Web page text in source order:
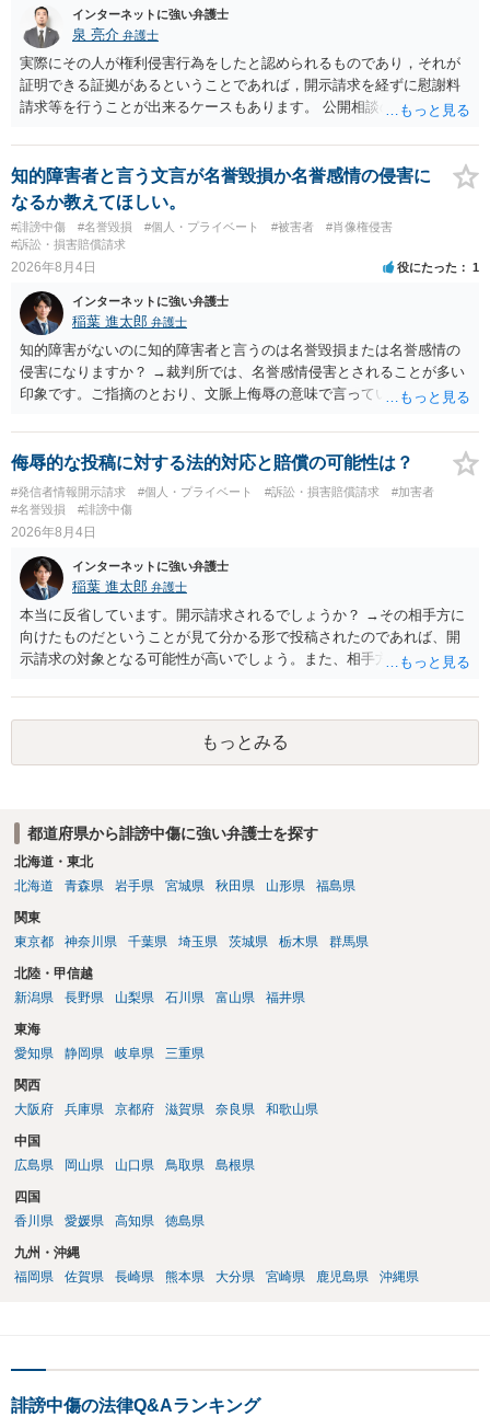
められない場合があり何ともいえないところでしょう。
インターネットに強い弁護士
泉 亮介 弁護士
実際にその人が権利侵害行為をしたと認められるものであり，それが
証明できる証拠があるということであれば，開示請求を経ずに慰謝料
請求等を行うことが出来るケースもあります。 公開相談の場では回答
に個別に相談されると良いでしょう。
知的障害者と言う文言が名誉毀損か名誉感情の侵害に
なるか教えてほしい。
#誹謗中傷 #名誉毀損 #個人・プライベート #被害者
#肖像権侵害
#訴訟・損害賠償請求
2026年8月4日 役にたった 1
インターネットに強い弁護士
稲葉 進太郎 弁護士
知的障害がないのに知的障害者と言うのは名誉毀損または名誉感情の
侵害になりますか？ →裁判所では、名誉感情侵害とされることが多い
印象です。ご指摘のとおり、文脈上侮辱の意味で言っている点も加味
侮辱的な投稿に対する法的対応と賠償の可能性は？
#発信者情報開示請求 #個人・プライベート #訴訟・損害賠償請求
#加害者
#名誉毀損
#誹謗中傷
2026年8月4日
インターネットに強い弁護士
稲葉 進太郎 弁護士
本当に反省しています。開示請求されるでしょうか？ →その相手方に
向けたものだということが見て分かる形で投稿されたのであれば、開
示請求の対象となる可能性が高いでしょう。また、相手方の投稿した
と存じます。発信者情報開示請求が進むと、投稿に使った回線の契約
者のところに、意見照会がなされます。アカウント情報開示の場合
は、アカウントの登録メールに意見照会がなされます。 また、された
場合賠償金はいくらでしょうか。 →ケースバイケースであり、数万円
もっとみる
都道府県から誹謗中傷に強い弁護士を探す
北海道・東北
北海道
青森県 岩手県 宮城県 秋田県 山形県 福島県
関東
東京都
神奈川県 千葉県 埼玉県 茨城県 栃木県 群馬県
北陸・甲信越
新潟県
長野県 山梨県 石川県 富山県 福井県
東海
愛知県
静岡県 岐阜県 三重県
関西
大阪府
兵庫県 京都府 滋賀県 奈良県 和歌山県
中国
広島県
岡山県 山口県 鳥取県 島根県
四国
香川県
愛媛県 高知県 徳島県
九州・沖縄
福岡県
佐賀県 長崎県 熊本県 大分県 宮崎県 鹿児島県 沖縄県
誹謗中傷の法律Q&Aランキング